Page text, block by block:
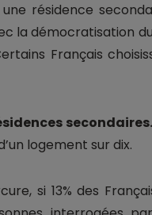
résidence
la démocratisation
Français
secondaires.
logement sur dix.
si 13% des